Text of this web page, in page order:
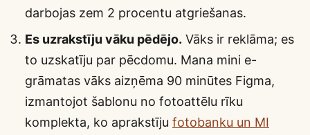
darbojas zem 2 procentu atgriešanas.
Es uzrakstīju vāku pēdējo. Vāks ir reklāma; es
to uzskatīju par pēcdomu. Mana mini e-
grāmatas vāks aizņēma 90 minūtes Figma,
izmantojot šablonu no fotoattēlu rīku
komplekta, ko aprakstīju fotobanku un MI